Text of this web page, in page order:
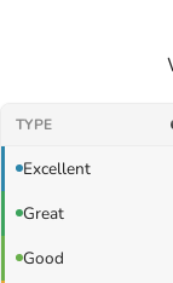
TYPE
Excellent
Great
Good